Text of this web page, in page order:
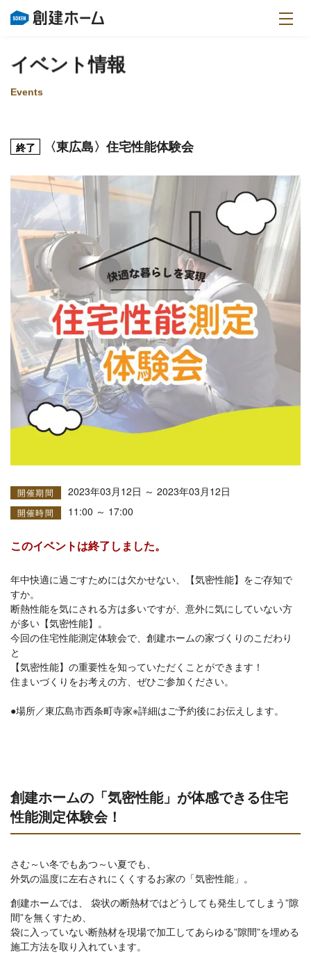
イベント情報
Events
終了 〈東広島〉住宅性能体験会
開催期間 2023年03月12日 ～ 2023年03月12日
開催時間 11:00 ～ 17:00
このイベントは終了しました。
年中快適に過ごすためには欠かせない、【気密性能】をご存知で
すか。
断熱性能を気にされる方は多いですが、意外に気にしていない方
が多い【気密性能】。
今回の住宅性能測定体験会で、創建ホームの家づくりのこだわり
と
【気密性能】の重要性を知っていただくことができます！
住まいづくりをお考えの方、ぜひご参加ください。
●場所／東広島市西条町寺家※詳細はご予約後にお伝えします。
創建ホームの「気密性能」が体感できる住宅
性能測定体験会！
さむ～い冬でもあつ～い夏でも、
外気の温度に左右されにくくするお家の「気密性能」。
創建ホームでは、 袋状の断熱材ではどうしても発生してしまう”隙
間”を無くすため、
袋に入っていない断熱材を現場で加工してあらゆる”隙間”を埋める
施工方法を取り入れています。